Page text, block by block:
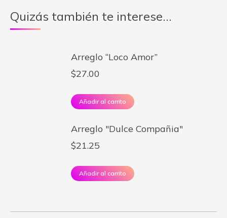
Quizás también te interese…
Arreglo “Loco Amor”
$27.00
Añadir al carrito
Arreglo "Dulce Compañia"
$21.25
Añadir al carrito